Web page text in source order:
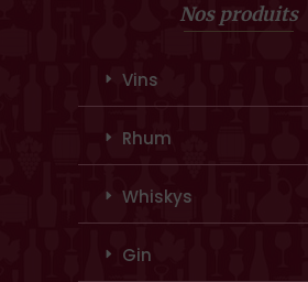
Nos produits
Vins
Rhum
Whiskys
Gin